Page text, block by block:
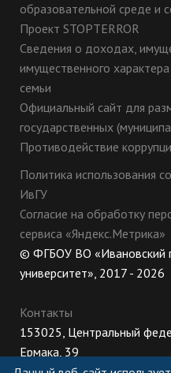
образовательной среде и
Проект STOPTERROR
Сведения о доходах,
имущественного
семьи
Официальный сайт для
государственных
Противодействие
Политика использования
ИвГУ
Согласие на обработку
сервиса «Яндекс.Метрика»
© ФГБОУ ВО «Ивановский
университет», 2017 - 2026
Контакты
153025, Центральный
Ермака, 39